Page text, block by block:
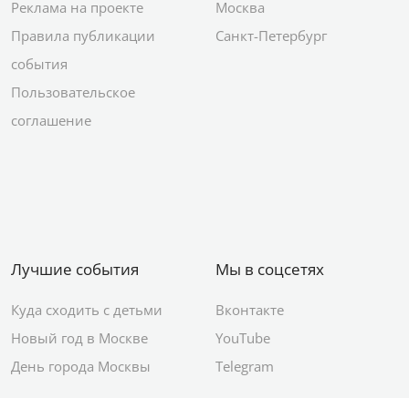
Реклама на проекте
Правила публикации
события
Пользовательское
соглашение
Москва
Санкт-Петербург
Лучшие события
Куда сходить с детьми
Новый год в Москве
День города Москвы
Мы в соцсетях
Вконтакте
YouTube
Telegram